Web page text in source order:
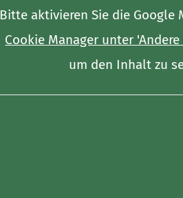
Bitte aktivieren Sie die Google
Cookie Manager unter
um den Inhalt zu